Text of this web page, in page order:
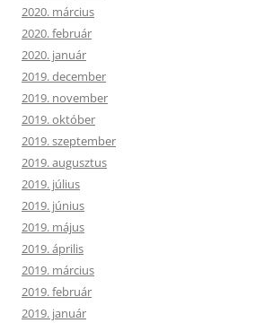
2020. március
2020. február
2020. január
2019. december
2019. november
2019. október
2019. szeptember
2019. augusztus
2019. július
2019. június
2019. május
2019. április
2019. március
2019. február
2019. január